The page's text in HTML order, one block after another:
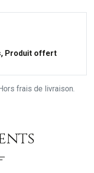
Produit offert
frais de livraison.